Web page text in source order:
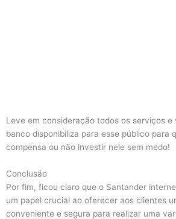
Leve em consideração todos os serviços e
banco disponibiliza para esse público para
compensa ou não investir nele sem medo!
Conclusão
Por fim, ficou claro que o Santander
um papel crucial ao oferecer aos clientes
conveniente e segura para realizar uma